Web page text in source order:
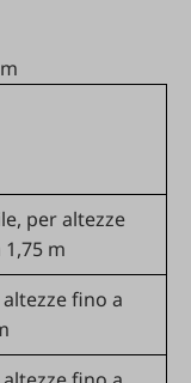
per altezze
m
fino a